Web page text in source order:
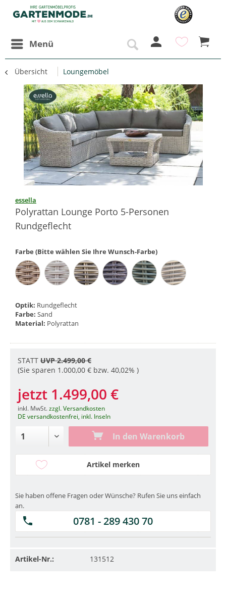
Menü
Übersicht Loungemöbel
essella
Polyrattan Lounge Porto 5-Personen
Rundgeflecht
Farbe (Bitte wählen Sie Ihre Wunsch-Farbe)
Optik: Rundgeflecht
Farbe: Sand
Material: Polyrattan
STATT UVP 2.499,00 €
(Sie sparen 1.000,00 € bzw. 40,02% )
jetzt 1.499,00 €
inkl. MwSt.zzgl. Versandkosten
DE versandkostenfrei, inkl. Inseln
In den Warenkorb
Artikel merken
Sie haben offene Fragen oder Wünsche? Rufen Sie uns einfach
an.
0781 - 289 430 70
Artikel-Nr.: 131512